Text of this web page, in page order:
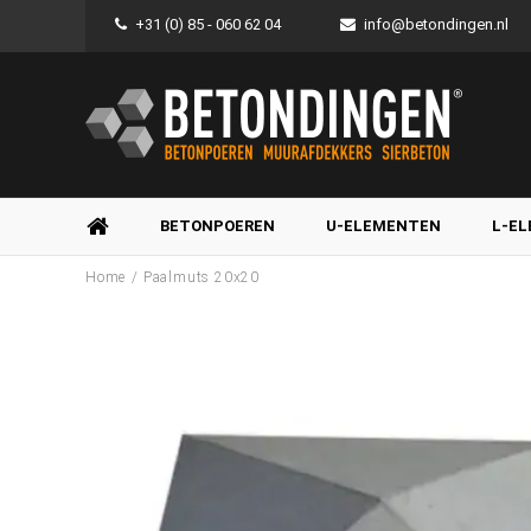
+31 (0) 85 - 060 62 04 info@betondingen.nl
BETONPOEREN U-ELEMENTEN L-
Home / Paalmuts 20x20